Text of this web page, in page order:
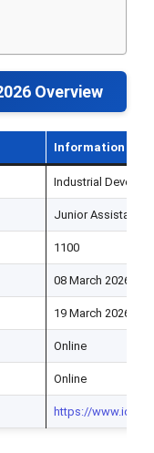
Overview
Information
Industrial
Junior Assistant
1100
08 March 2026
19 March 2026
Online
Online
https://